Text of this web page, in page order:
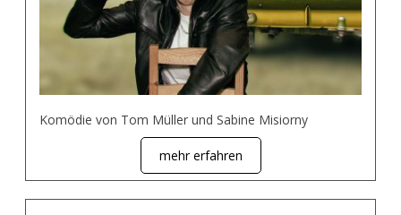
Komödie von Tom Müller und Sabine Misiorny
mehr erfahren